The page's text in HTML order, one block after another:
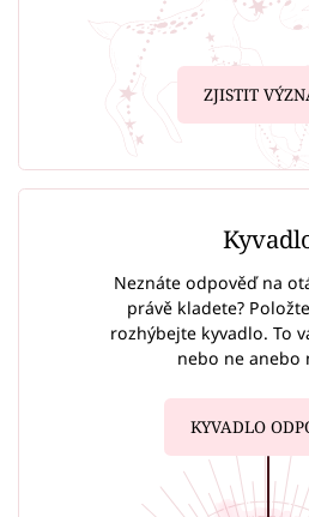
ZJISTIT
Neznáte odpověď na
právě kladete?
rozhýbejte kyvadlo. To
nebo ne anebo
KYVADLO